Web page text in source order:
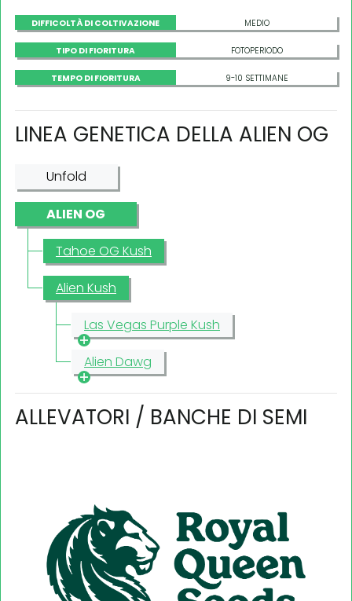
DIFFICOLTÀ DI COLTIVAZIONE MEDIO
TIPO DI FIORITURA FOTOPERIODO
TEMPO DI FIORITURA 9-10 SETTIMANE
LINEA GENETICA DELLA ALIEN OG
Unfold
ALIEN OG
Tahoe OG Kush
Alien Kush
Las Vegas Purple Kush
Alien Dawg
ALLEVATORI / BANCHE DI SEMI